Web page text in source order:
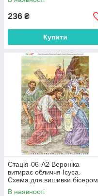
236 ₴
Купити
Стація-06-А2 Вероніка
витирає обличчя Ісуса.
Схема для вишивки бісером
В наявності